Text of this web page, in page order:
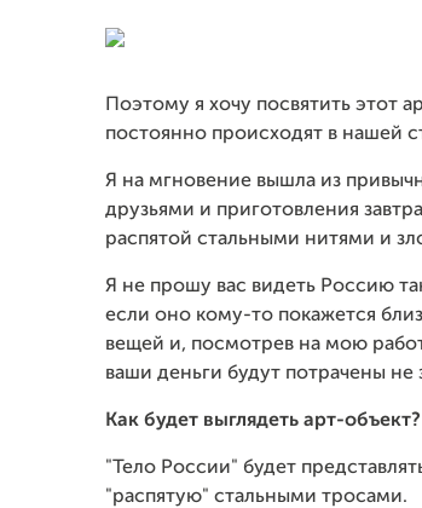
Поэтому я хочу посвятить этот
постоянно происходят в нашей
Я на мгновение вышла из
друзьями и приготовления
распятой стальными нитями и
Я не прошу вас видеть Россию
если оно кому-то покажется
вещей и, посмотрев на мою
ваши деньги будут потрачены не
Как будет выглядеть арт-объект?
"Тело России" будет
"распятую" стальными тросами.